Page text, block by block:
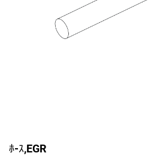
ﾎ-ｽ,EGR